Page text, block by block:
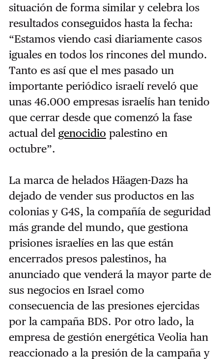
situación de forma similar y celebra los
resultados conseguidos hasta la fecha:
“Estamos viendo casi diariamente casos
iguales en todos los rincones del mundo.
Tanto es así que el mes pasado un
importante periódico israelí reveló que
unas 46.000 empresas israelís han tenido
que cerrar desde que comenzó la fase
actual del genocidio palestino en
octubre”.
La marca de helados Häagen-Dazs ha
dejado de vender sus productos en las
colonias y G4S, la compañía de seguridad
más grande del mundo, que gestiona
prisiones israelíes en las que están
encerrados presos palestinos, ha
anunciado que venderá la mayor parte de
sus negocios en Israel como
consecuencia de las presiones ejercidas
por la campaña BDS. Por otro lado, la
empresa de gestión energética Veolia han
reaccionado a la presión de la campaña y